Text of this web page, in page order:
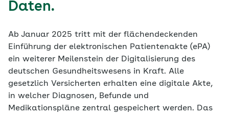
Daten.
Ab Januar 2025 tritt mit der flächendeckenden
Einführung der elektronischen Patientenakte (ePA)
ein weiterer Meilenstein der Digitalisierung des
deutschen Gesundheitswesens in Kraft. Alle
gesetzlich Versicherten erhalten eine digitale Akte,
in welcher Diagnosen, Befunde und
Medikationspläne zentral gespeichert werden. Das